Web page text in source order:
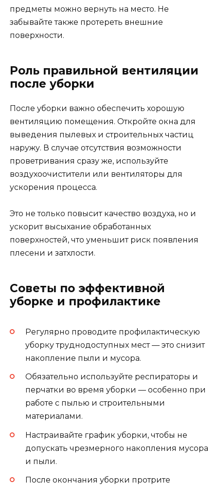
предметы можно вернуть на место. Не
забывайте также протереть внешние
поверхности.
Роль правильной вентиляции
после уборки
После уборки важно обеспечить хорошую
вентиляцию помещения. Откройте окна для
выведения пылевых и строительных частиц
наружу. В случае отсутствия возможности
проветривания сразу же, используйте
воздухоочистители или вентиляторы для
ускорения процесса.
Это не только повысит качество воздуха, но и
ускорит высыхание обработанных
поверхностей, что уменьшит риск появления
плесени и затхлости.
Советы по эффективной
уборке и профилактике
Регулярно проводите профилактическую
уборку труднодоступных мест — это снизит
накопление пыли и мусора.
Обязательно используйте респираторы и
перчатки во время уборки — особенно при
работе с пылью и строительными
материалами.
Настраивайте график уборки, чтобы не
допускать чрезмерного накопления мусора
и пыли.
После окончания уборки протрите